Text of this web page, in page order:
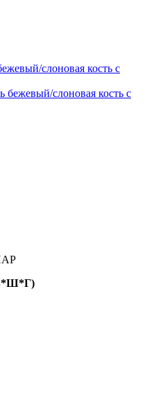
слоновая кость с